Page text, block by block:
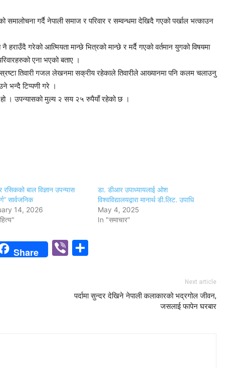
गर्दै नेपाली समाज र परिवार र सम्वन्धमा देखिदै गएको पर्खाल भत्काउन
गरेको आत्मियता मान्छे भित्रको मान्छे र मर्दै गएको वर्तमान युगको विषयमा
एना भएको बताए ।
तिवारी गजल लेखनमा सक्रीय रहेकाले तिवारीले आख्यानमा पनि कलम चलाउनु
भन्दै टिप्पणी गरे ।
हो । उपन्यासको मुल्य २ सय २५ रुपैयाँ रहेको छ ।
रसिकको बाल विज्ञान उपन्यास
सार्वजनिक
14, 2026
डा. डीआर उपाध्यायलाई ओश
विश्वविद्यालयद्वारा मानार्थ डी.लिट. उपाधि
May 4, 2025
In "समाचार"
Share Viber
Next article
पर्दामा सुन्दर देखिने नेपाली कलाकारको भद्रगोल जीवन,
जसलाई फापेन घरबार